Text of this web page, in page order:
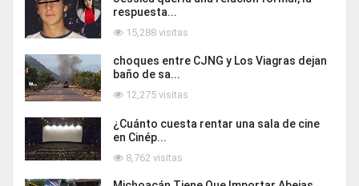
respuesta...
15,288 visitas
choques entre CJNG y Los Viagras dejan
baño de sa...
12,275 visitas
¿Cuánto cuesta rentar una sala de cine
en Cinép...
8,762 visitas